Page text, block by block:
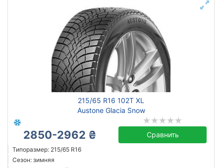
215/65 R16 102T XL
Austone Glacia Snow
2850-2962 ₴ Сравнить
Типоразмер: 215/65 R16
Сезон: зимняя